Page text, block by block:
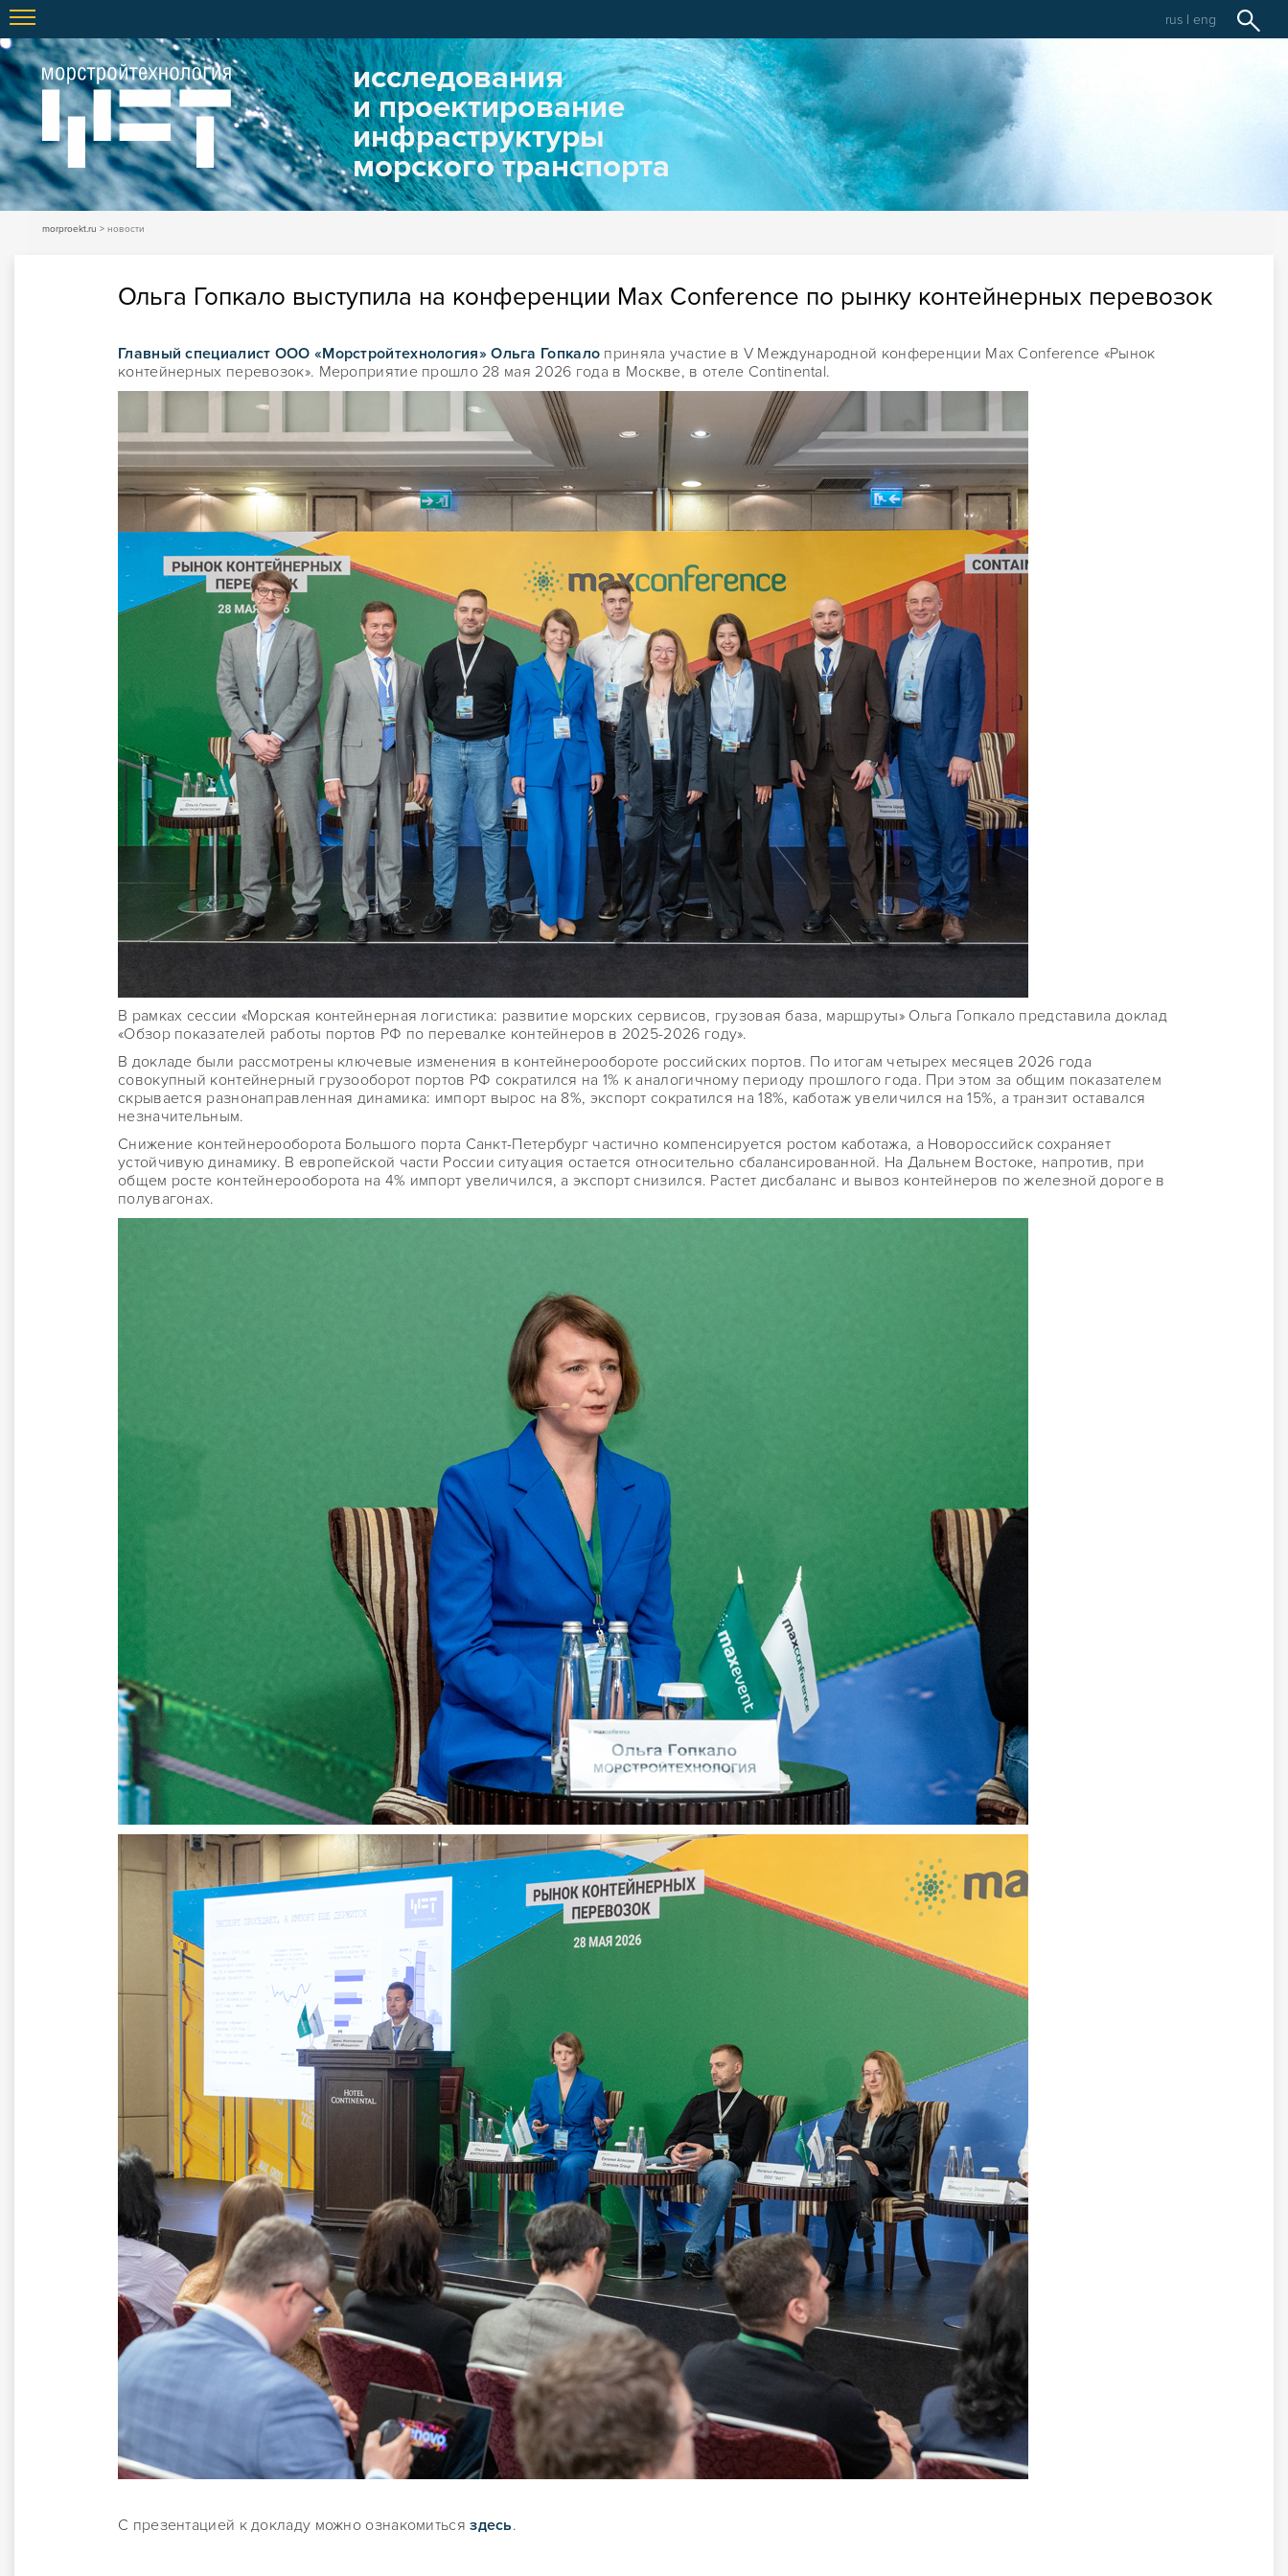
rus | eng
исследования
и проектирование
инфраструктуры
морского транспорта
morproekt.ru новости
Ольга Гопкало выступила на конференции Max Conference по рынку контейнерных перевозок
Главный специалист ООО «Морстройтехнология» Ольга Гопкало приняла участие в V Международной конференции Max Conference «Рынок
контейнерных перевозок». Мероприятие прошло 28 мая 2026 года в Москве, в отеле Continental.
В рамках сессии «Морская контейнерная логистика: развитие морских сервисов, грузовая база, маршруты» Ольга Гопкало представила доклад
«Обзор показателей работы портов РФ по перевалке контейнеров в 2025-2026 году».
В докладе были рассмотрены ключевые изменения в контейнерообороте российских портов. По итогам четырех месяцев 2026 года
совокупный контейнерный грузооборот портов РФ сократился на 1% к аналогичному периоду прошлого года. При этом за общим показателем
скрывается разнонаправленная динамика: импорт вырос на 8%, экспорт сократился на 18%, каботаж увеличился на 15%, а транзит оставался
незначительным.
Снижение контейнерооборота Большого порта Санкт-Петербург частично компенсируется ростом каботажа, а Новороссийск сохраняет
устойчивую динамику. В европейской части России ситуация остается относительно сбалансированной. На Дальнем Востоке, напротив, при
общем росте контейнерооборота на 4% импорт увеличился, а экспорт снизился. Растет дисбаланс и вывоз контейнеров по железной дороге в
полувагонах.
С презентацией к докладу можно ознакомитьсяздесь.